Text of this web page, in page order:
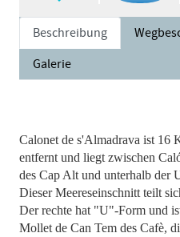
Beschreibung
Galerie
Calonet de s'Almadrava ist 16
entfernt und liegt zwischen
des Cap Alt und unterhalb der
Dieser Meereseinschnitt teilt
Der rechte hat "U"-Form und
Mollet de Can Tem des Cafè,